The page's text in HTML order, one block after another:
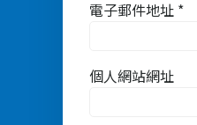
電子郵件地址 *
個人網站網址